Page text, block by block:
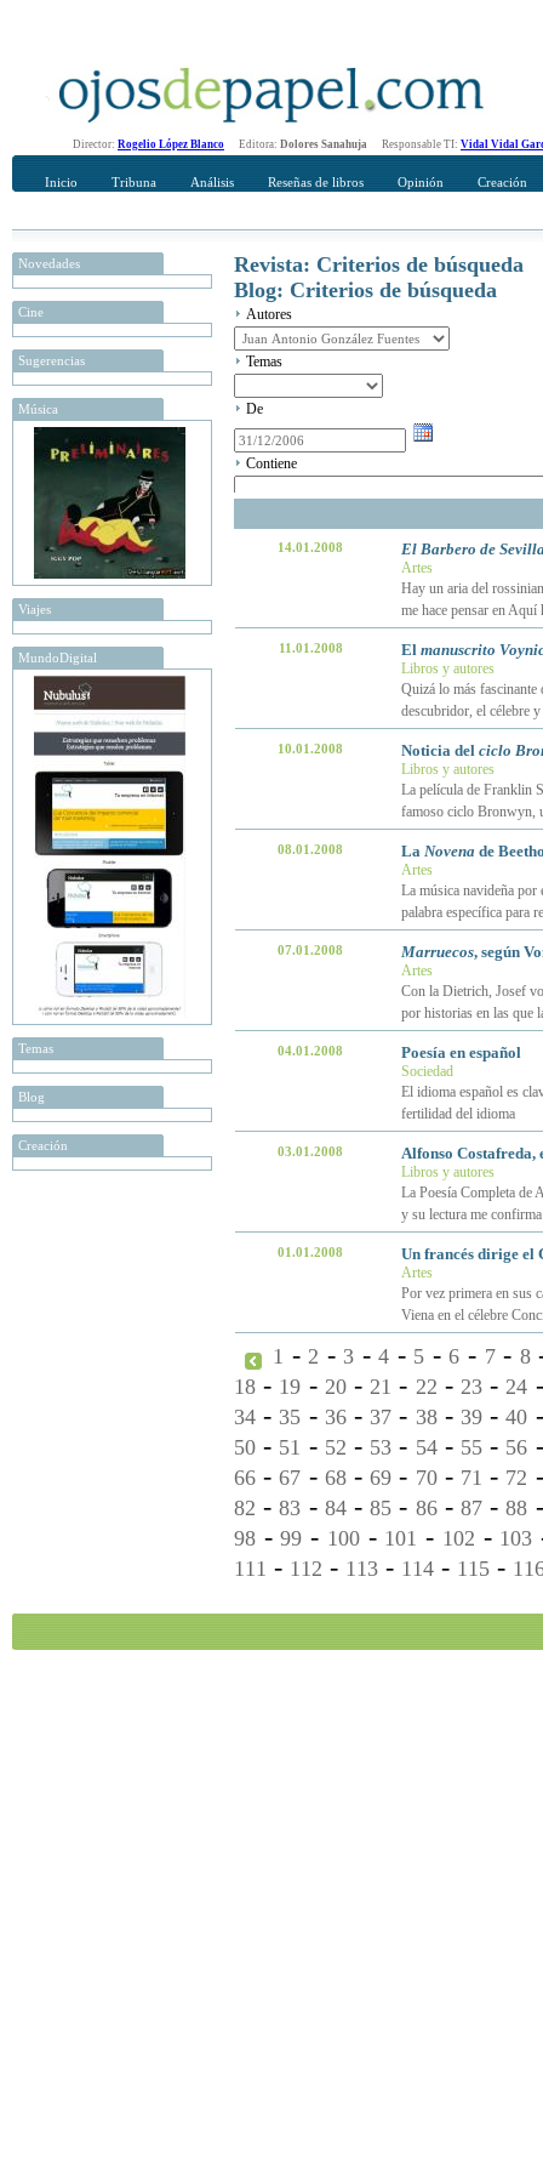
Director: Rogelio López Blanco Editora: Dolores Sanahuja Responsable TI: Vidal Vidal
Inicio Tribuna Análisis Reseñas de libros Opinión Creación
Novedades
Cine
Sugerencias
Música
Viajes
MundoDigital
Temas
Blog
Creación
Revista: Criterios de búsqueda
Blog: Criterios de búsqueda
Autores
Temas
De
Contiene
14.01.2008 El Barbero de
Artes
Hay un aria del
me hace pensar en Aquí
11.01.2008 El manuscrito
Libros y autores
Quizá lo más
descubridor, el célebre
10.01.2008 Noticia del ciclo
Libros y autores
La película de Franklin
famoso ciclo Bronwyn,
08.01.2008 La Novena de
Artes
La música navideña por
palabra específica para
07.01.2008 Marruecos, según
Artes
Con la Dietrich, Josef
por historias en las que
04.01.2008 Poesía en español
Sociedad
El idioma español es
fertilidad del idioma
03.01.2008 Alfonso Costafreda,
Libros y autores
La Poesía Completa de
y su lectura me
01.01.2008 Un francés dirige el
Artes
Por vez primera en sus
Viena en el célebre
1 -2 - 3 -4 - 5 -6 - 7- 8
18 - 19 - 20-21 - 22 - 23-24
34 - 35 - 36- 37 - 38- 39-40
50 - 51 - 52 - 53 - 54- 55- 56
66 -67 - 68-69 - 70- 71 - 72
82 -83 - 84-85 - 86- 87-88
98 -99 - 100- 101 - 102 - 103
111 - 112 - 113 - 114 - 115 -